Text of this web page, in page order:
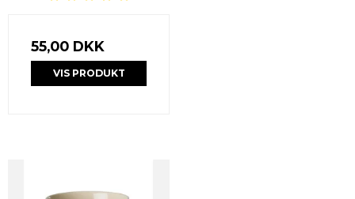
55,00 DKK
VIS PRODUKT